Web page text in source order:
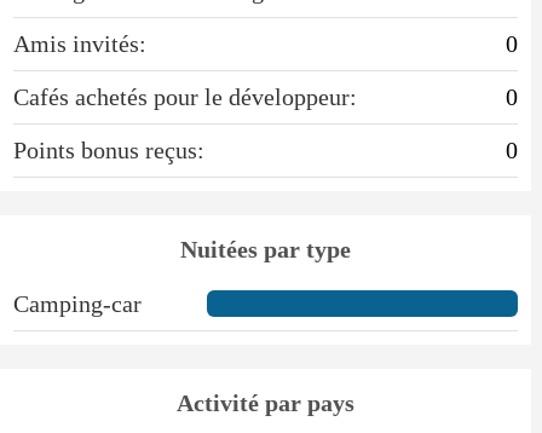
Amis invités:
0
Cafés achetés pour le développeur:
0
Points bonus reçus:
0
Nuitées par type
Camping-car
Activité par pays